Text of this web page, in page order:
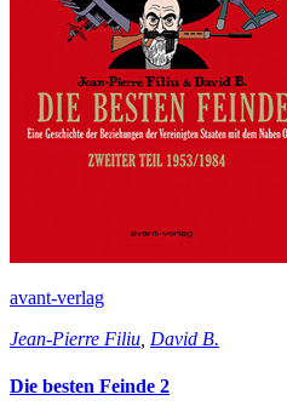
avant-verlag
Jean-Pierre Filiu David B.
Die besten Feinde 2